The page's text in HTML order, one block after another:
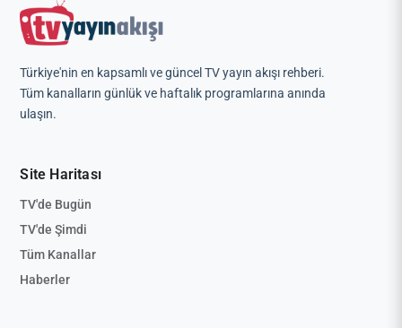
Türkiye'nin en kapsamlı ve güncel TV yayın akışı rehberi.
Tüm kanalların günlük ve haftalık programlarına anında
ulaşın.
Site Haritası
TV'de Bugün
TV'de Şimdi
Tüm Kanallar
Haberler